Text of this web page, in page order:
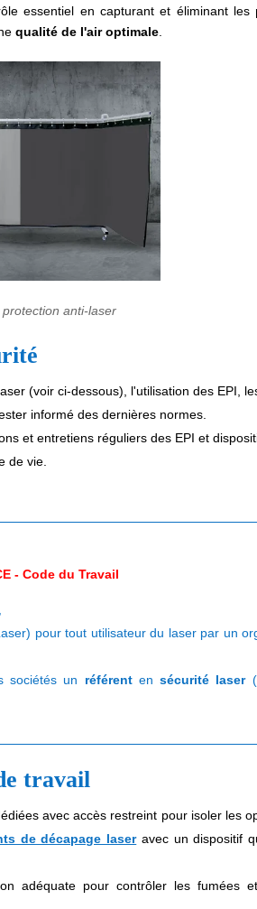
essentiel en capturant et éliminant les
qualité de l'air optimale
anti-laser
(voir ci-dessous), l'utilisation des EPI,
informé des dernières normes.
et entretiens réguliers des EPI et
de vie.
- Code du Travail
pour tout utilisateur du laser par un
sociétés un référentensécurité laser
travail
avec accès restreint pour isoler les
de décapage laseravec un dispositif
adéquate pour contrôler les fumées